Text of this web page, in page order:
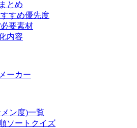
とめ
すめ優先度
要素材
内容
ーカー
ン度)一覧
ソートクイズ